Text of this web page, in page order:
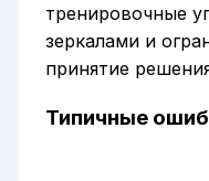
тренировочные
зеркалами и
принятие
Типичные